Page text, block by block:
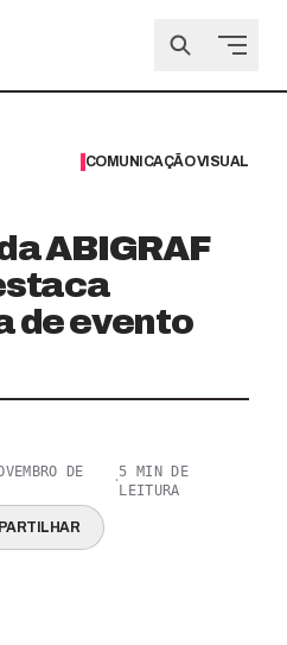
COMUNICAÇÃO VISUAL
ABIGRAF
de evento
DE
·5 MIN DE
LEITURA